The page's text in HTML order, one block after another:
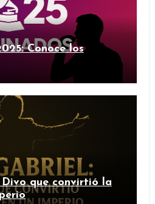
Conoce los
Divo que convirtió la